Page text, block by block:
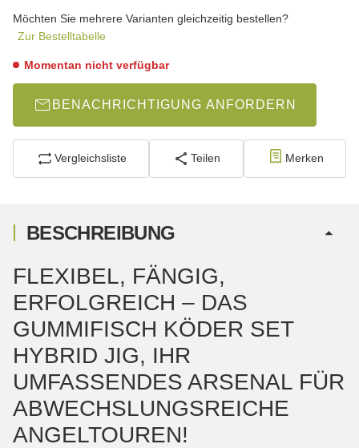
Möchten Sie mehrere Varianten gleichzeitig bestellen?
Zur Bestelltabelle
Momentan nicht verfügbar
BENACHRICHTIGUNG ANFORDERN
Vergleichsliste Teilen Merken
BESCHREIBUNG
FLEXIBEL, FÄNGIG,
ERFOLGREICH – DAS
GUMMIFISCH KÖDER SET
HYBRID JIG, IHR
UMFASSENDES ARSENAL FÜR
ABWECHSLUNGSREICHE
ANGELTOUREN!